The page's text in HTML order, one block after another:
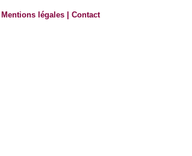
Mentions légales |Contact